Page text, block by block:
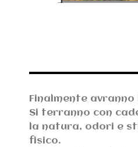
Finalmente avranno
Si terranno con
la natura, odori e
fisico.